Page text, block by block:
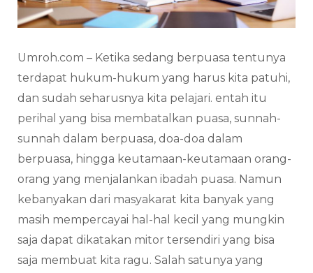
Umroh.com – Ketika sedang berpuasa tentunya
terdapat hukum-hukum yang harus kita patuhi,
dan sudah seharusnya kita pelajari. entah itu
perihal yang bisa membatalkan puasa, sunnah-
sunnah dalam berpuasa, doa-doa dalam
berpuasa, hingga keutamaan-keutamaan orang-
orang yang menjalankan ibadah puasa. Namun
kebanyakan dari masyakarat kita banyak yang
masih mempercayai hal-hal kecil yang mungkin
saja dapat dikatakan mitor tersendiri yang bisa
saja membuat kita ragu. Salah satunya yang